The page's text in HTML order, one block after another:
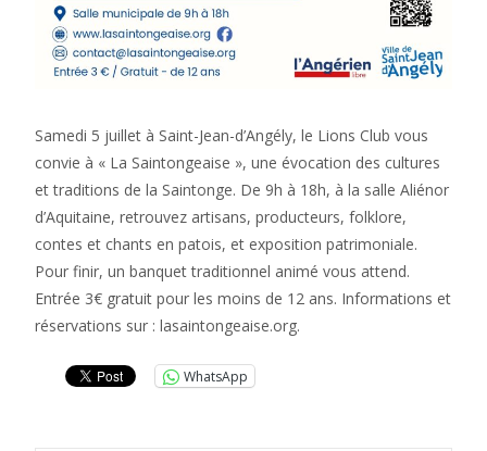
Samedi 5 juillet à Saint-Jean-d’Angély, le Lions Club vous
convie à « La Saintongeaise », une évocation des cultures
et traditions de la Saintonge. De 9h à 18h, à la salle Aliénor
d’Aquitaine, retrouvez artisans, producteurs, folklore,
contes et chants en patois, et exposition patrimoniale.
Pour finir, un banquet traditionnel animé vous attend.
Entrée 3€ gratuit pour les moins de 12 ans. Informations et
réservations sur : lasaintongeaise.org.
WhatsApp